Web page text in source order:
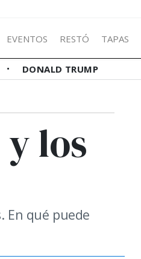
EVENTOS RESTÓ TAPAS
DONALD TRUMP
los
En qué puede